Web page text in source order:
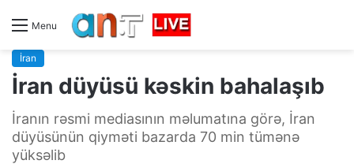
Menu
İran
İran düyüsü kəskin bahalaşıb
İranın rəsmi mediasının məlumatına görə, İran
düyüsünün qiyməti bazarda 70 min tümənə
yüksəlib